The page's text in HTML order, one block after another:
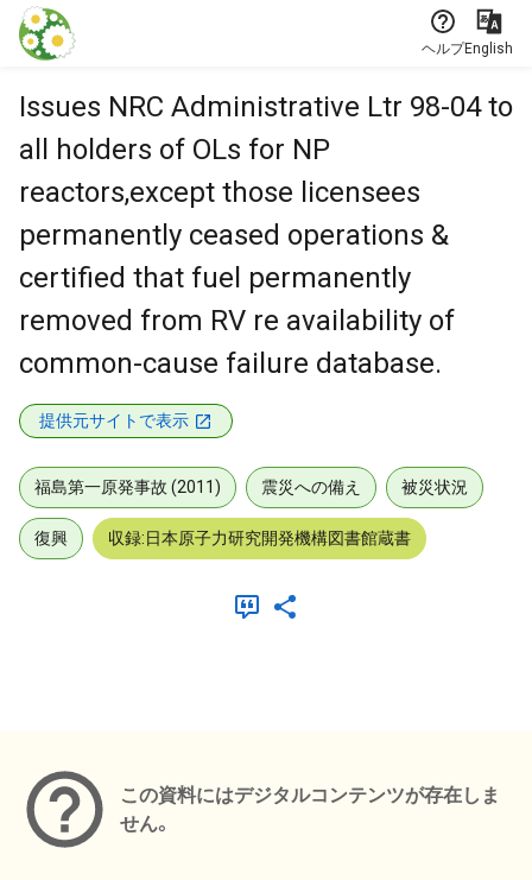
本文に飛ぶ
ヘルプEnglish
Issues NRC Administrative Ltr 98-04 to
all holders of OLs for NP
reactors,except those licensees
permanently ceased operations &
certified that fuel permanently
removed from RV re availability of
common-cause failure database.
提供元サイトで表示
福島第一原発事故 (2011) 震災への備え 被災状況
復興 収録:日本原子力研究開発機構図書館蔵書
この資料にはデジタルコンテンツが存在しま
せん。